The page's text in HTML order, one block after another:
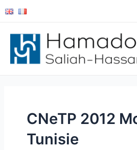
au
CNeTP 2012
Tunisie